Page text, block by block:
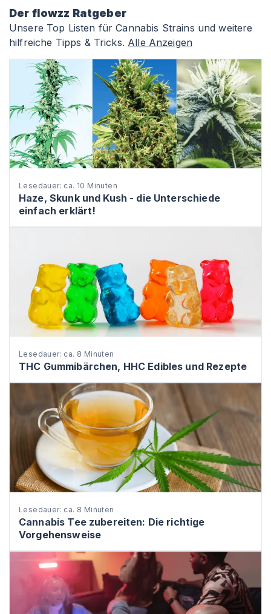
Der flowzz Ratgeber
Unsere Top Listen für Cannabis Strains und weitere
hilfreiche Tipps & Tricks. Alle Anzeigen
Lesedauer: ca. 10 Minuten
Haze, Skunk und Kush - die Unterschiede
einfach erklärt!
Lesedauer: ca. 8 Minuten
THC Gummibärchen, HHC Edibles und Rezepte
Lesedauer: ca. 8 Minuten
Cannabis Tee zubereiten: Die richtige
Vorgehensweise